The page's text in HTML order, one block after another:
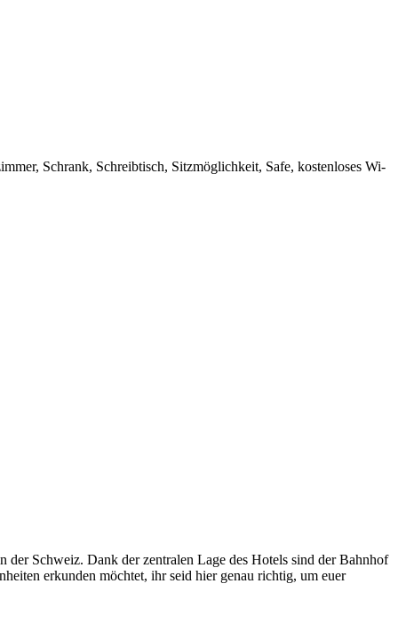
Schrank, Schreibtisch, Sitzmöglichkeit, Safe, kostenloses Wi-
Schweiz. Dank der zentralen Lage des Hotels sind der Bahnhof
erkunden möchtet, ihr seid hier genau richtig, um euer